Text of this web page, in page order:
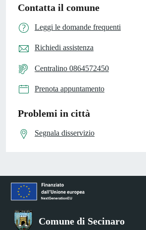
Contatta il comune
Leggi le domande frequenti
Richiedi assistenza
Centralino 0864572450
Prenota appuntamento
Problemi in città
Segnala disservizio
Comune di Secinaro